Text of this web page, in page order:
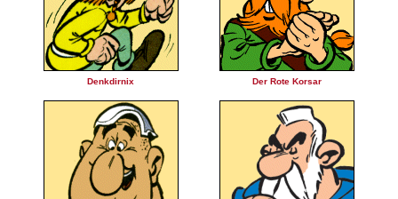
Denkdirnix Der Rote Korsar